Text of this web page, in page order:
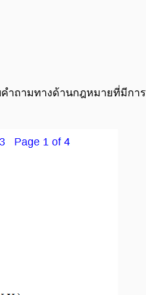
คำถามทางด้านกฎหมายที่มีก